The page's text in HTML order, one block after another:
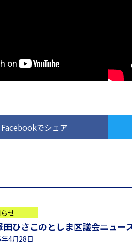
Facebookでシェア
せ
田ひさこのとしま区議会ニュー
4月28日